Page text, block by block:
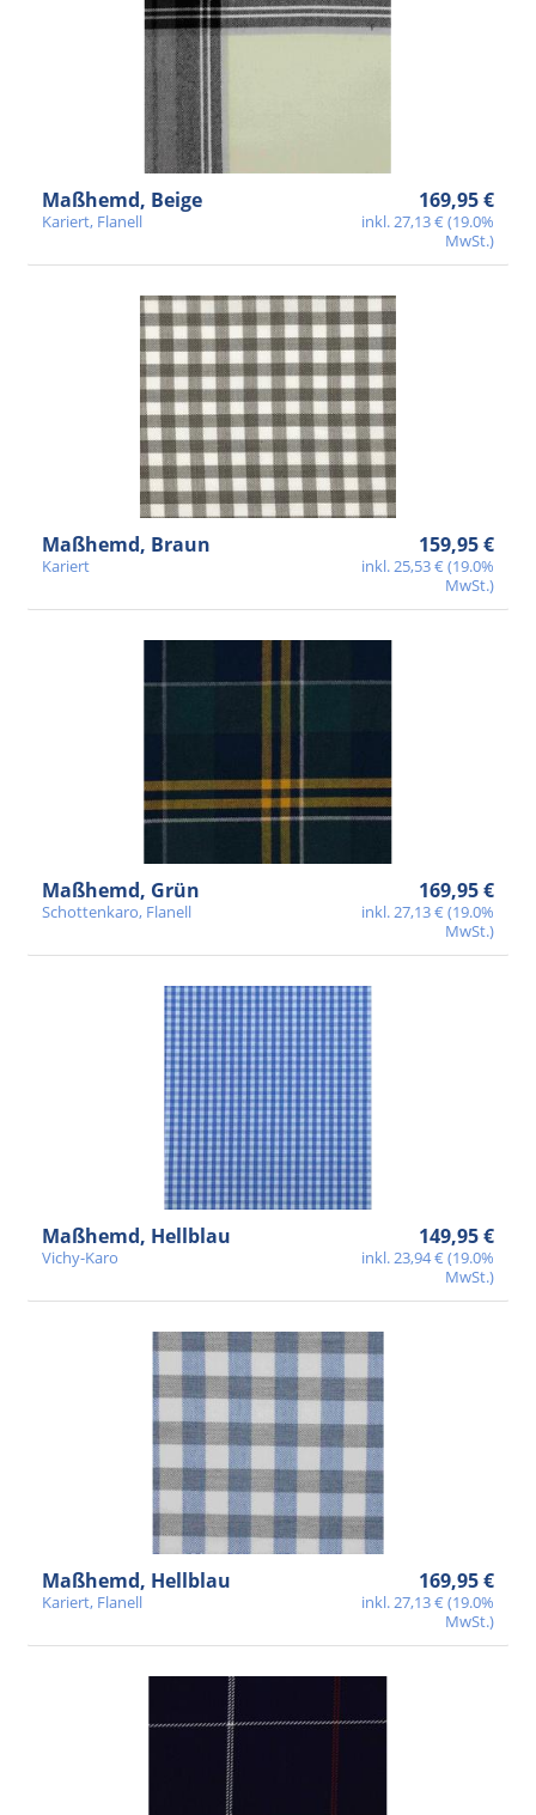
Maßhemd, Beige
Kariert, Flanell
169,95 €
inkl. 27,13 € (19.0%
MwSt.)
Maßhemd, Braun
Kariert
159,95 €
inkl. 25,53 € (19.0%
MwSt.)
Maßhemd, Grün
Schottenkaro, Flanell
169,95 €
inkl. 27,13 € (19.0%
MwSt.)
Maßhemd, Hellblau
Vichy-Karo
149,95 €
inkl. 23,94 € (19.0%
MwSt.)
Maßhemd, Hellblau
Kariert, Flanell
169,95 €
inkl. 27,13 € (19.0%
MwSt.)